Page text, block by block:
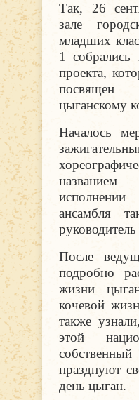
Так, 26
зале
младших
1
проекта,
посвящен
цыганскому
Началось
ансамбля
После
подробно
жизни
кочевой
также
этой
празднуют
день цыган.